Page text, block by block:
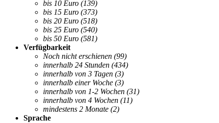
bis 10 Euro (139)
bis 15 Euro (373)
bis 20 Euro (518)
bis 25 Euro (540)
bis 50 Euro (581)
Verfügbarkeit
Noch nicht erschienen (99)
innerhalb 24 Stunden (434)
innerhalb von 3 Tagen (3)
innerhalb einer Woche (3)
innerhalb von 1-2 Wochen (31)
innerhalb von 4 Wochen (11)
mindestens 2 Monate (2)
Sprache